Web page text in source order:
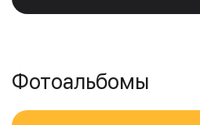
Фотоальбомы